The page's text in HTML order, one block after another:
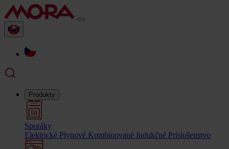
Produkty
Sporáky
Elektrické Plynové Kombinované Indukčné Príslušenstvo